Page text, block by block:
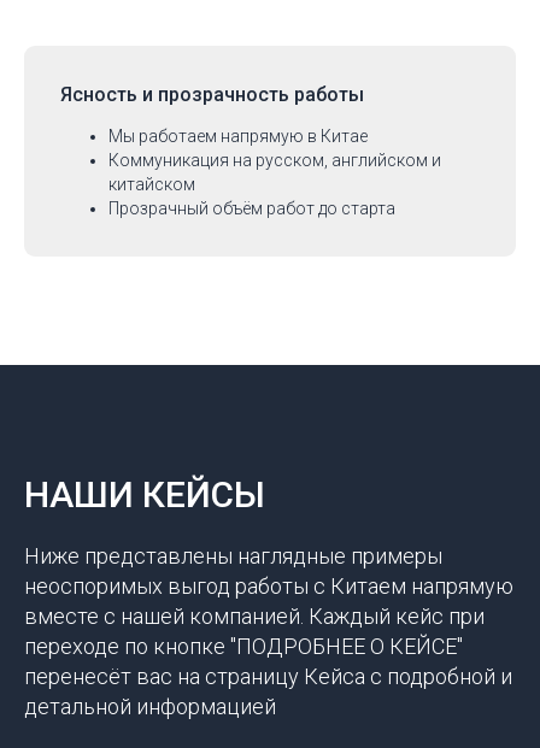
Ясность и прозрачность работы
Мы работаем напрямую в Китае
Коммуникация на русском, английском и
китайском
Прозрачный объём работ до старта
НАШИ КЕЙСЫ
Ниже представлены наглядные примеры
неоспоримых выгод работы с Китаем напрямую
вместе с нашей компанией. Каждый кейс при
переходе по кнопке "ПОДРОБНЕЕ О КЕЙСЕ"
перенесёт вас на страницу Кейса с подробной и
детальной информацией